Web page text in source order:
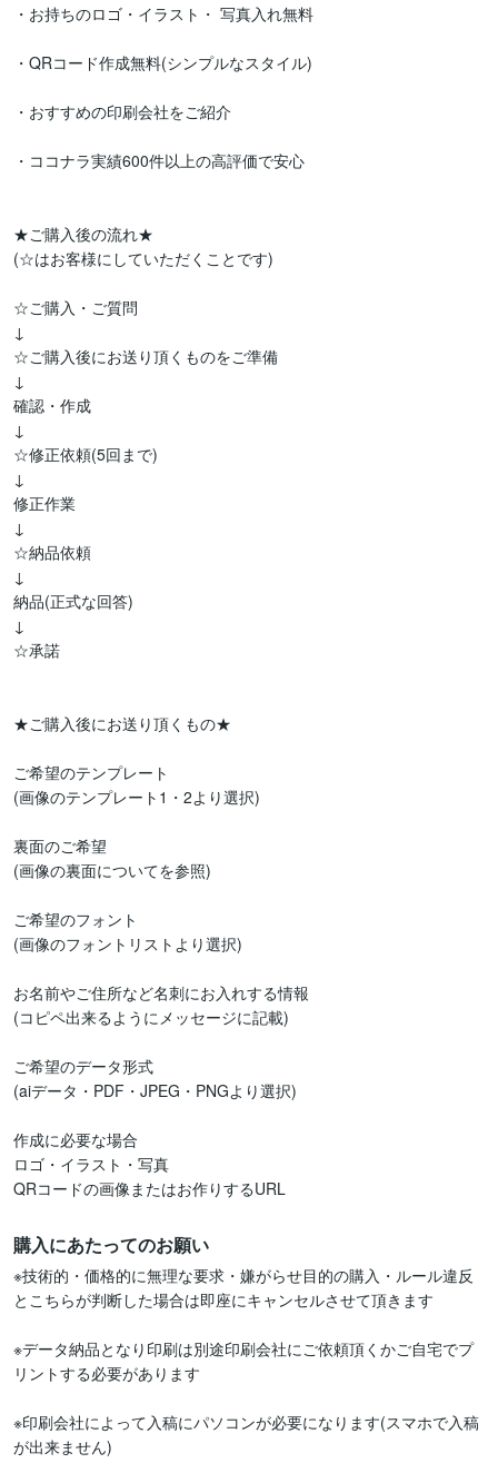
・お持ちのロゴ・イラスト・ 写真入れ無料
・QRコード作成無料(シンプルなスタイル)
・おすすめの印刷会社をご紹介
・ココナラ実績600件以上の高評価で安心
★ご購入後の流れ★
(☆はお客様にしていただくことです)
☆ご購入・ご質問
↓
☆ご購入後にお送り頂くものをご準備
↓
確認・作成
↓
☆修正依頼(5回まで)
↓
修正作業
↓
☆納品依頼
↓
納品(正式な回答)
↓
☆承諾
★ご購入後にお送り頂くもの★
ご希望のテンプレート
(画像のテンプレート1・2より選択)
裏面のご希望
(画像の裏面についてを参照)
ご希望のフォント
(画像のフォントリストより選択)
お名前やご住所など名刺にお入れする情報
(コピペ出来るようにメッセージに記載)
ご希望のデータ形式
(aiデータ・PDF・JPEG・PNGより選択)
作成に必要な場合
ロゴ・イラスト・写真
QRコードの画像またはお作りするURL
購入にあたってのお願い
※技術的・価格的に無理な要求・嫌がらせ目的の購入・ルール違反
とこちらが判断した場合は即座にキャンセルさせて頂きます
※データ納品となり印刷は別途印刷会社にご依頼頂くかご自宅でプ
リントする必要があります
※印刷会社によって入稿にパソコンが必要になります(スマホで入稿
が出来ません)